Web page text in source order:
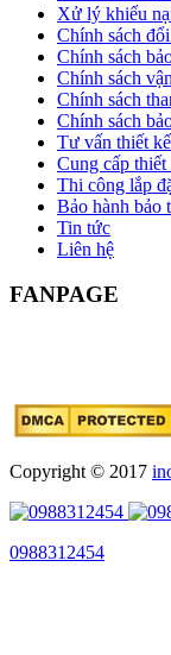
Xử lý khiếu
Chính sách
Chính sách
Chính sách
Chính sách
Chính sách
Tư vấn thiết kế
Cung cấp thiết
Thi công lắp
Bảo hành bảo
Tin tức
Liên hệ
FANPAGE
Copyright © 2017
0988312454